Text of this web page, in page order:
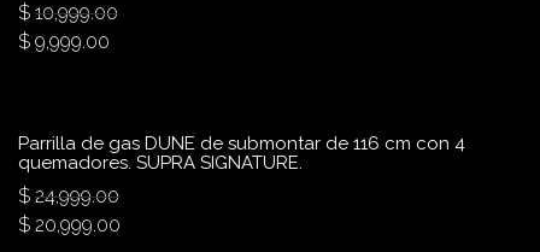
$ 10,999.00
$ 9,999.00
Parrilla de gas DUNE de submontar de 116 cm con 4
quemadores. SUPRA SIGNATURE.
$ 24,999.00
$ 20,999.00